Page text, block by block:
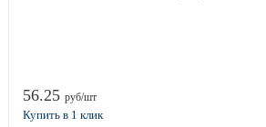
56.25 руб/шт